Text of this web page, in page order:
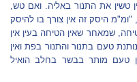
טשין את התנור באליה. ואם טש,
היסק זה אין צורך בו להיסק
שמאחר שאין הטיחה בעין אין
טעם בתנור והתנור בפת ואין
טעם מותר בבשר בחלב הואיל